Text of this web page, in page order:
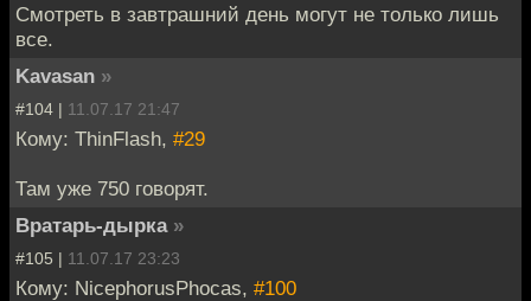
Смотреть в завтрашний день могут не только лишь
все.
Kavasan »
#104 | 11.07.17 21:47
Кому: ThinFlash, #29
Там уже 750 говорят.
Вратарь-дырка »
#105 | 11.07.17 23:23
Кому: NicephorusPhocas, #100